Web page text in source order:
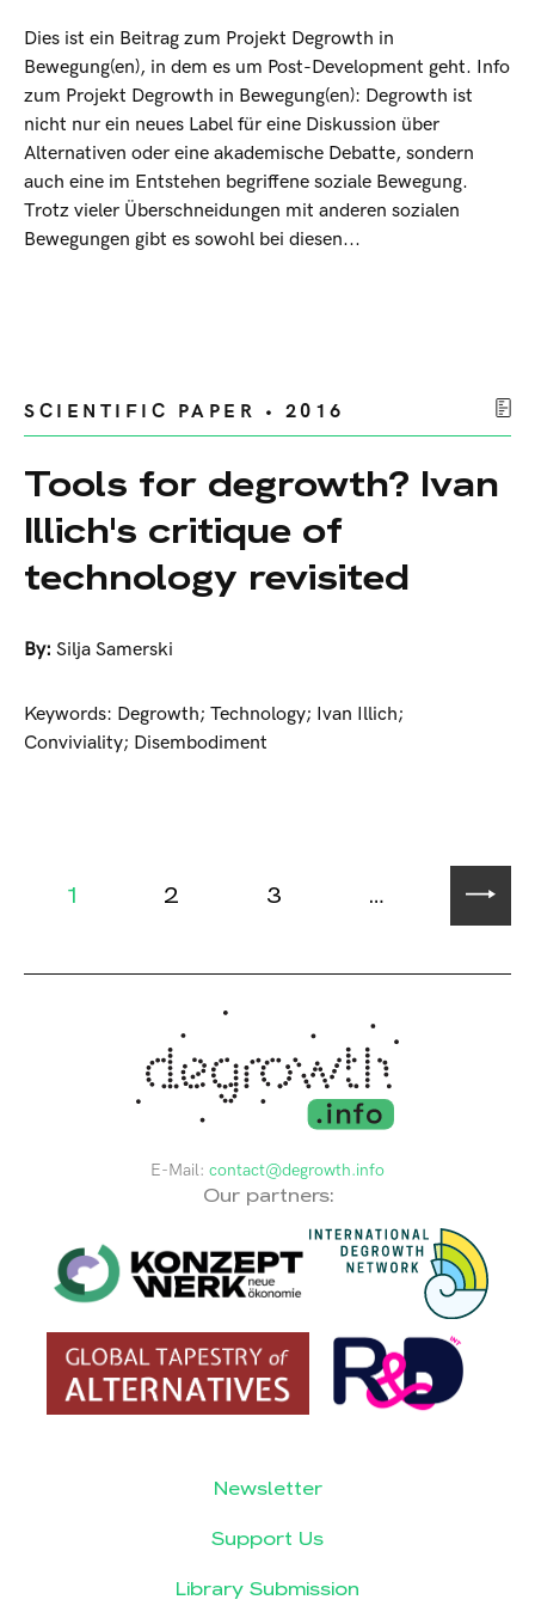
Dies ist ein Beitrag zum Projekt Degrowth in
Bewegung(en), in dem es um Post-Development geht. Info
zum Projekt Degrowth in Bewegung(en): Degrowth ist
nicht nur ein neues Label für eine Diskussion über
Alternativen oder eine akademische Debatte, sondern
auch eine im Entstehen begriffene soziale Bewegung.
Trotz vieler Überschneidungen mit anderen sozialen
Bewegungen gibt es sowohl bei diesen...
SCIENTIFIC PAPER • 2016
Tools for degrowth? Ivan
Illich's critique of
technology revisited
By: Silja Samerski
Keywords: Degrowth; Technology; Ivan Illich;
Conviviality; Disembodiment
1 2 3 …
E-Mail: contact@degrowth.info
Our partners:
Newsletter
Support Us
Library Submission